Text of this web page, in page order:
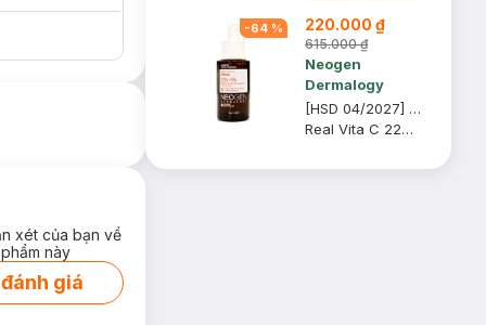
xét của bạn về
này
giá
Phẩm trị giá 70K
(SL có hạn)
-64 % 220.000 ₫
615.000 ₫
Neogen
Dermalogy
[HSD 04/2027] Serum Neogen Dermalogy Dưỡng Sáng Da, Mờ Thâm 32g
Real Vita C 22% + 5% Niacinamide Serum